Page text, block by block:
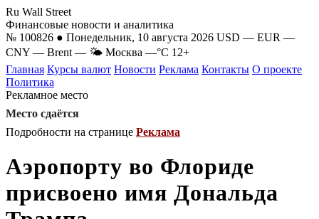
Ru Wall Street
Финансовые новости и аналитика
№ 100826 ● Понедельник, 10 августа 2026 USD — EUR —
CNY — Brent — 🌤 Москва —°C 12+
Главная Курсы валют Новости Реклама Контакты О проекте
Политика
Рекламное место
Место сдаётся
Подробности на странице Реклама
Аэропорту во Флориде
присвоено имя Дональда